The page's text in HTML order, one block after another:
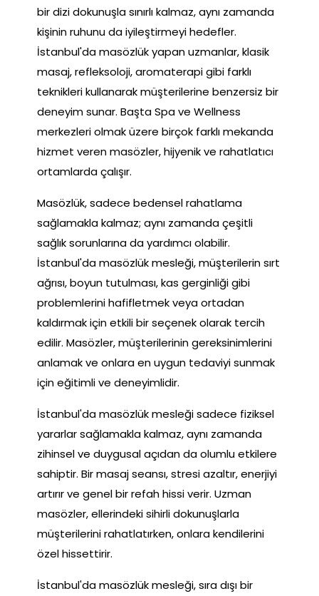
bir dizi dokunuşla sınırlı kalmaz, aynı zamanda
kişinin ruhunu da iyileştirmeyi hedefler.
İstanbul'da masözlük yapan uzmanlar, klasik
masaj, refleksoloji, aromaterapi gibi farklı
teknikleri kullanarak müşterilerine benzersiz bir
deneyim sunar. Başta Spa ve Wellness
merkezleri olmak üzere birçok farklı mekanda
hizmet veren masözler, hijyenik ve rahatlatıcı
ortamlarda çalışır.
Masözlük, sadece bedensel rahatlama
sağlamakla kalmaz; aynı zamanda çeşitli
sağlık sorunlarına da yardımcı olabilir.
İstanbul'da masözlük mesleği, müşterilerin sırt
ağrısı, boyun tutulması, kas gerginliği gibi
problemlerini hafifletmek veya ortadan
kaldırmak için etkili bir seçenek olarak tercih
edilir. Masözler, müşterilerinin gereksinimlerini
anlamak ve onlara en uygun tedaviyi sunmak
için eğitimli ve deneyimlidir.
İstanbul'da masözlük mesleği sadece fiziksel
yararlar sağlamakla kalmaz, aynı zamanda
zihinsel ve duygusal açıdan da olumlu etkilere
sahiptir. Bir masaj seansı, stresi azaltır, enerjiyi
artırır ve genel bir refah hissi verir. Uzman
masözler, ellerindeki sihirli dokunuşlarla
müşterilerini rahatlatırken, onlara kendilerini
özel hissettirir.
İstanbul'da masözlük mesleği, sıra dışı bir